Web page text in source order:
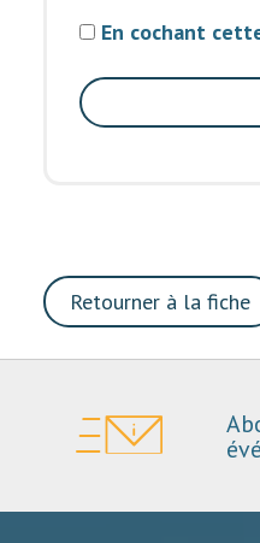
En cochant
Retourner à la fiche